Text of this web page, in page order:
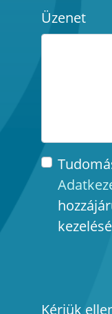
Üzenet
Kérjük